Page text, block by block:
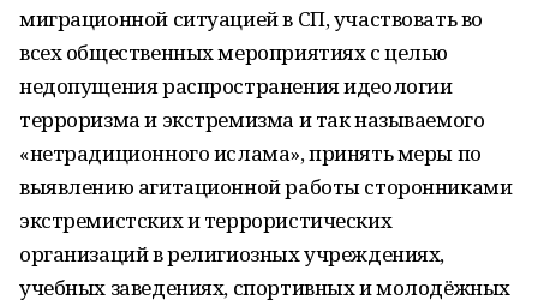
миграционной ситуацией в СП, участвовать во
всех общественных мероприятиях с целью
недопущения распространения идеологии
терроризма и экстремизма и так называемого
«нетрадиционного ислама», принять меры по
выявлению агитационной работы сторонниками
экстремистских и террористических
организаций в религиозных учреждениях,
учебных заведениях, спортивных и молодёжных